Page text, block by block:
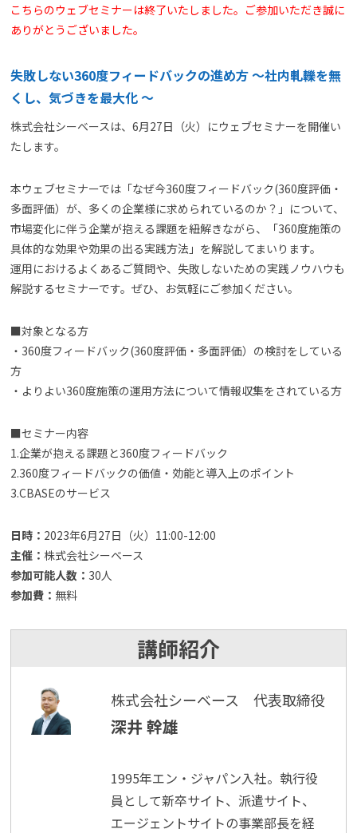
こちらのウェブセミナーは終了いたしました。ご参加いただき誠に
ありがとうございました。
失敗しない360度フィードバックの進め方 ～社内軋轢を無
くし、気づきを最大化 ～
株式会社シーベースは、6月27日（火）にウェブセミナーを開催い
たします。
本ウェブセミナーでは「なぜ今360度フィードバック(360度評価・
多面評価）が、多くの企業様に求められているのか？」について、
市場変化に伴う企業が抱える課題を紐解きながら、「360度施策の
具体的な効果や効果の出る実践方法」を解説してまいります。
運用におけるよくあるご質問や、失敗しないための実践ノウハウも
解説するセミナーです。ぜひ、お気軽にご参加ください。
■対象となる方
・360度フィードバック(360度評価・多面評価）の検討をしている
方
・よりよい360度施策の運用方法について情報収集をされている方
■セミナー内容
1.企業が抱える課題と360度フィードバック
2.360度フィードバックの価値・効能と導入上のポイント
3.CBASEのサービス
日時： 2023年6月27日（火）11:00-12:00
主催： 株式会社シーベース
参加可能人数： 30人
参加費： 無料
講師紹介
株式会社シーベース 代表取締役
深井 幹雄
1995年エン・ジャパン入社。執行役
員として新卒サイト、派遣サイト、
エージェントサイトの事業部長を経